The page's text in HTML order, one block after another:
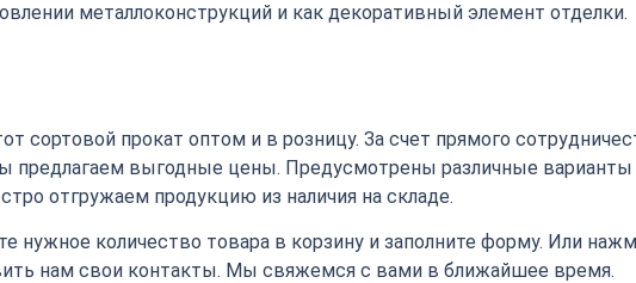
металлоконструкций и как декоративный элемент отделки.
сортовой прокат оптом и в розницу. За счет прямого
предлагаем выгодные цены. Предусмотрены различные варианты
отгружаем продукцию из наличия на складе.
нужное количество товара в корзину и заполните форму. Или
нам свои контакты. Мы свяжемся с вами в ближайшее время.